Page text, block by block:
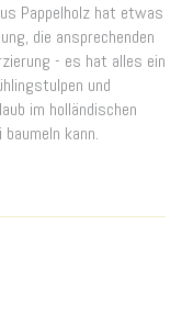
Pappelholz hat etwas
die ansprechenden
- es hat alles ein
und
im holländischen
kann.